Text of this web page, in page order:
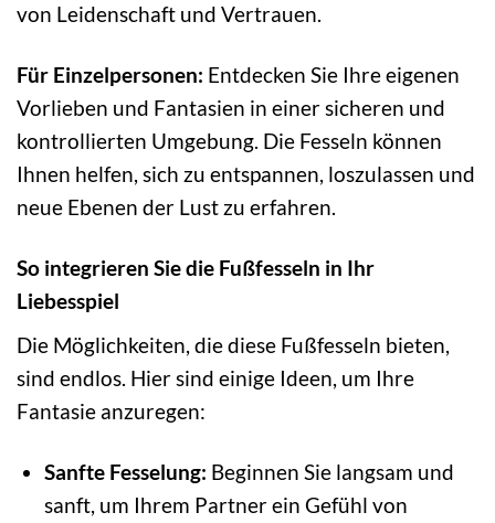
von Leidenschaft und Vertrauen.
Für Einzelpersonen: Entdecken Sie Ihre eigenen
Vorlieben und Fantasien in einer sicheren und
kontrollierten Umgebung. Die Fesseln können
Ihnen helfen, sich zu entspannen, loszulassen und
neue Ebenen der Lust zu erfahren.
So integrieren Sie die Fußfesseln in Ihr
Liebesspiel
Die Möglichkeiten, die diese Fußfesseln bieten,
sind endlos. Hier sind einige Ideen, um Ihre
Fantasie anzuregen:
Sanfte Fesselung: Beginnen Sie langsam und
sanft, um Ihrem Partner ein Gefühl von